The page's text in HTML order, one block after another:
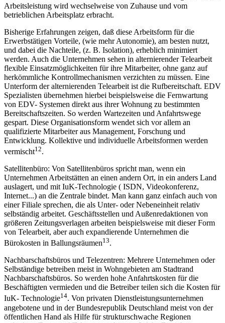
Arbeitsleistung wird wechselweise von Zuhause und vom
betrieblichen Arbeitsplatz erbracht.
Bisherige Erfahrungen zeigen, daß diese Arbeitsform für die
Erwerbstätigen Vorteile, (wie mehr Autonomie), am besten nutzt,
und dabei die Nachteile, (z. B. Isolation), erheblich minimiert
werden. Auch die Unternehmen sehen in alternierender Telearbeit
flexible Einsatzmöglichkeiten für ihre Mitarbeiter, ohne ganz auf
herkömmliche Kontrollmechanismen verzichten zu müssen. Eine
Unterform der alternierenden Telearbeit ist die Rufbereitschaft. EDV
Spezialisten übernehmen hierbei beispielsweise die Fernwartung
von EDV- Systemen direkt aus ihrer Wohnung zu bestimmten
Bereitschaftszeiten. So werden Wartezeiten und Anfahrtswege
gespart. Diese Organisationsform wendet sich vor allem an
qualifizierte Mitarbeiter aus Management, Forschung und
Entwicklung. Kollektive und individuelle Arbeitsformen werden
vermischt12.
Satellitenbüro: Von Satellitenbüros spricht man, wenn ein
Unternehmen Arbeitstätten an einen andern Ort, in ein anders Land
auslagert, und mit IuK-Technologie ( ISDN, Videokonferenz,
Internet...) an die Zentrale bindet. Man kann ganz einfach auch von
einer Filiale sprechen, die als Unter- oder Nebeneinheit relativ
selbständig arbeitet. Geschäftsstellen und Außenredaktionen von
größeren Zeitungsverlagen arbeiten beispielsweise mit dieser Form
von Telearbeit, aber auch expandierende Unternehmen die
Bürokosten in Ballungsräumen13.
Nachbarschaftsbüros und Telezentren: Mehrere Unternehmen oder
Selbständige betreiben meist in Wohngebieten am Stadtrand
Nachbarschaftsbüros. So werden hohe Anfahrtskosten für die
Beschäftigten vermieden und die Betreiber teilen sich die Kosten für
IuK- Technologie14. Von privaten Dienstleistungsunternehmen
angebotene und in der Bundesrepublik Deutschland meist von der
öffentlichen Hand als Hilfe für strukturschwache Regionen